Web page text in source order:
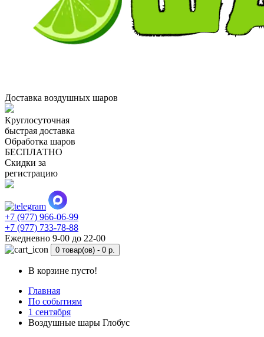
Доставка воздушных шаров
Круглосуточная
быстрая доставка
Обработка шаров
БЕСПЛАТНО
Скидки за
регистрацию
+7 (977) 966-06-99
+7 (977) 733-78-88
Ежедневно 9-00 до 22-00
0 товар(ов) - 0 р.
В корзине пусто!
Главная
По событиям
1 сентября
Воздушные шары Глобус